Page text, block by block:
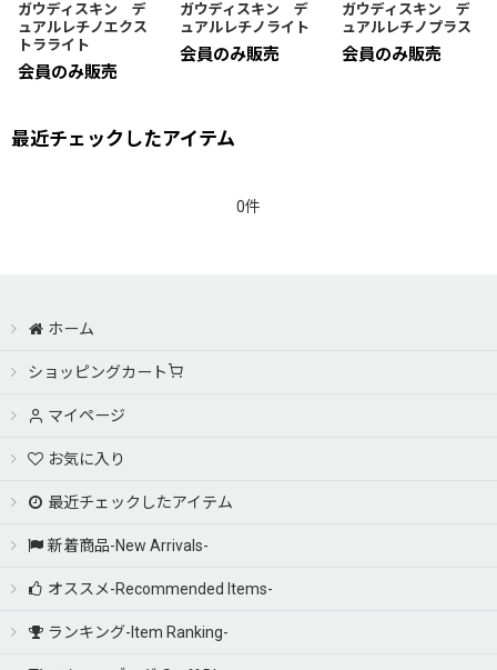
ガウディスキン デ
ュアルレチノエクス
トラライト
会員のみ販売
ガウディスキン デ
ュアルレチノライト
会員のみ販売
ガウディスキン デ
ュアルレチノプラス
会員のみ販売
最近チェックしたアイテム
0件
ホーム
ショッピングカート
マイページ
お気に入り
最近チェックしたアイテム
新着商品-New Arrivals-
オススメ-Recommended Items-
ランキング-Item Ranking-